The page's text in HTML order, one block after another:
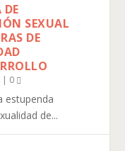
SEXUAL
DE
| 0
estupenda
de...